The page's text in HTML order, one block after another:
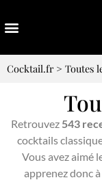
Cocktail.fr> Toutes
Retrouvez 543
cocktails
Vous avez aimé
apprenez donc